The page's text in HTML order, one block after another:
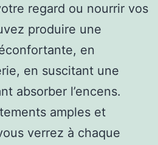
regard ou nourrir vos
produire une
en
en suscitant une
absorber l’encens.
amples et
verrez à chaque